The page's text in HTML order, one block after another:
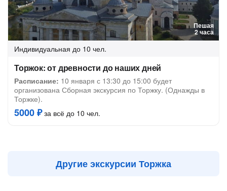
Пешая
2 часа
Индивидуальная до 10 чел.
Торжок: от древности до наших дней
Расписание: 10 января с 13:30 до 15:00 будет
организована Сборная экскурсия по Торжку. (Однажды в
Торжке).
5000 ₽за всё до 10 чел.
Другие экскурсии Торжка